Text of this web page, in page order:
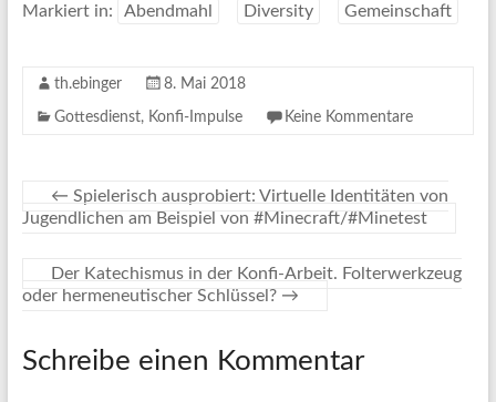
Markiert in: Abendmahl Diversity Gemeinschaft
th.ebinger 8. Mai 2018
Gottesdienst, Konfi-Impulse Keine Kommentare
← Spielerisch ausprobiert: Virtuelle Identitäten von
Jugendlichen am Beispiel von #Minecraft/#Minetest
Der Katechismus in der Konfi-Arbeit. Folterwerkzeug
oder hermeneutischer Schlüssel? →
Schreibe einen Kommentar